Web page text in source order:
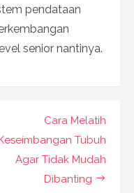
pendataan
senior nantinya.
Cara Melatih
Tubuh
Agar Tidak Mudah
Dibanting